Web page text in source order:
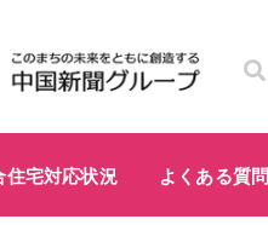
住宅対応状況 よくある質問